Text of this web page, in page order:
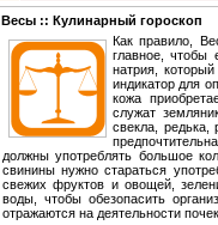
Весы :: Кулинарный гороскоп
Как правило,
главное, чтобы
натрия,
индикатор для
кожа
служат
свекла,
должны употреблять большое
свинины нужно стараться
свежих фруктов и овощей,
воды, чтобы обезопасить
отражаются на деятельности